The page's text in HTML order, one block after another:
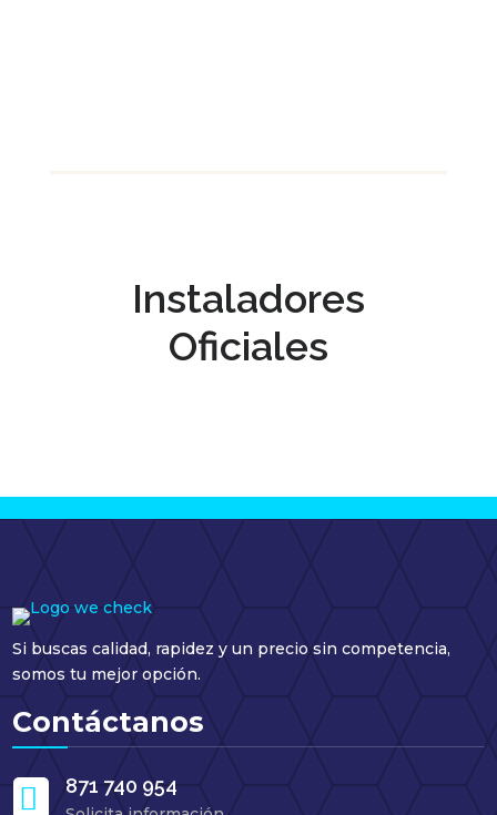
Instaladores
Oficiales
Si buscas calidad, rapidez y un precio sin competencia,
somos tu mejor opción.
Contáctanos
 871 740 954